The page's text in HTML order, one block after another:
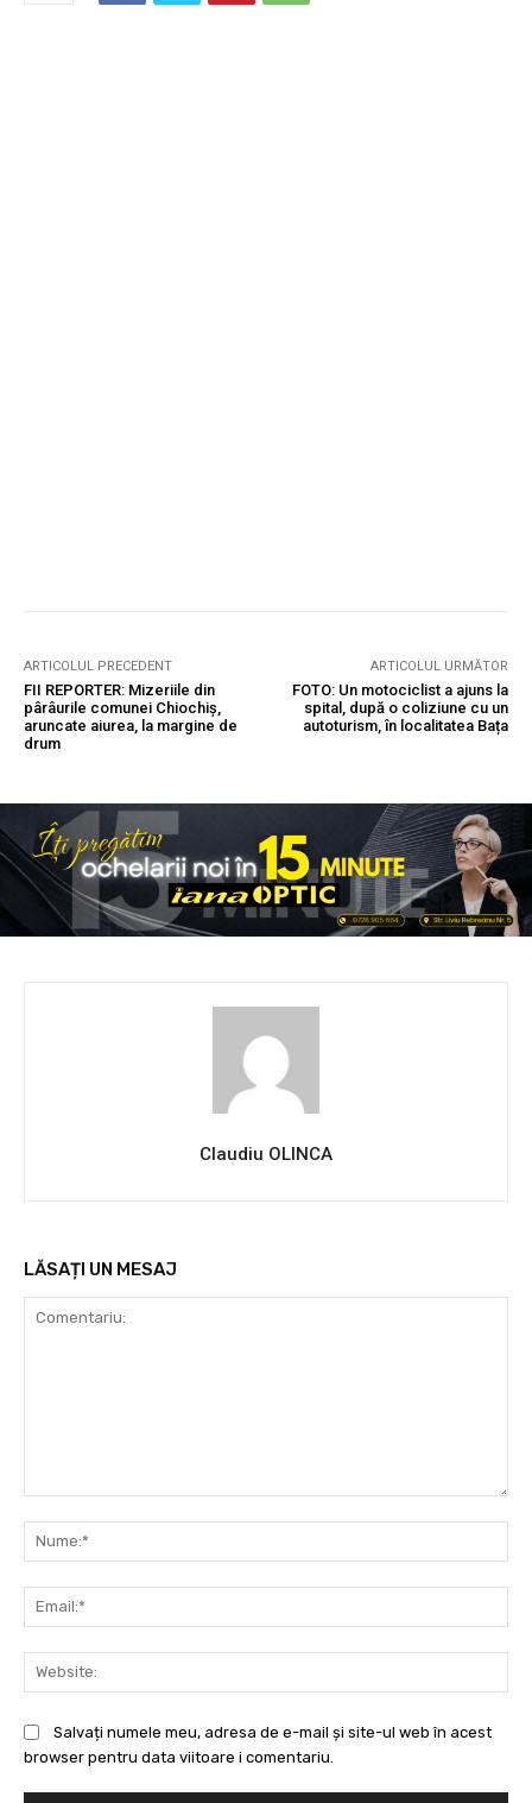
ARTICOLUL PRECEDENT
FII REPORTER: Mizeriile din
pârâurile comunei Chiochiș,
aruncate aiurea, la margine de
drum
ARTICOLUL URMĂTOR
FOTO: Un motociclist a ajuns la
spital, după o coliziune cu un
autoturism, în localitatea Bața
Claudiu OLINCA
LĂSAȚI UN MESAJ
Salvați numele meu, adresa de e-mail și site-ul web în acest
browser pentru data viitoare i comentariu.